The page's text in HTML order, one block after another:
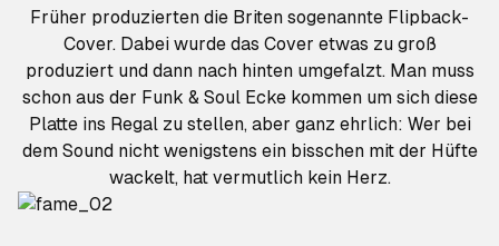
Früher produzierten die Briten sogenannte Flipback-
Cover. Dabei wurde das Cover etwas zu groß
produziert und dann nach hinten umgefalzt. Man muss
schon aus der Funk & Soul Ecke kommen um sich diese
Platte ins Regal zu stellen, aber ganz ehrlich: Wer bei
dem Sound nicht wenigstens ein bisschen mit der Hüfte
wackelt, hat vermutlich kein Herz.